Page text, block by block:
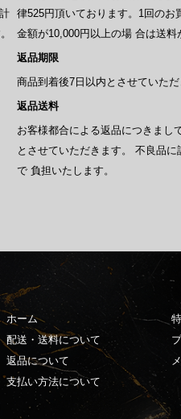
律525円頂いております。1回のお
金額が10,000円以上の場 合は送料
返品期限
商品到着後7日以内とさせていただ
返品送料
お客様都合による返品につきまし
とさせていただきます。 不良品
で 負担いたします。
ホーム
配送・送料について
返品について
支払い方法について